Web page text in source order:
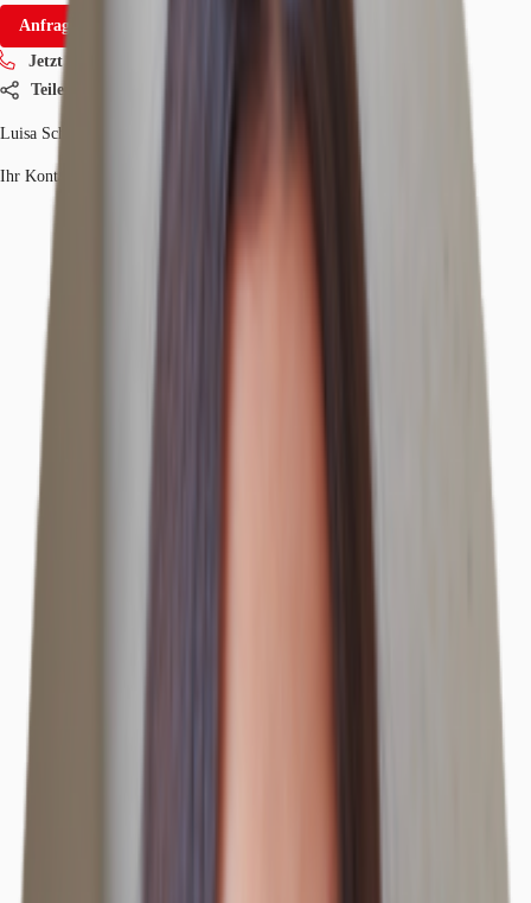
Anfrage senden
Jetzt anrufen
Teilen
Luisa Schwalbe
Ihr Kontakt